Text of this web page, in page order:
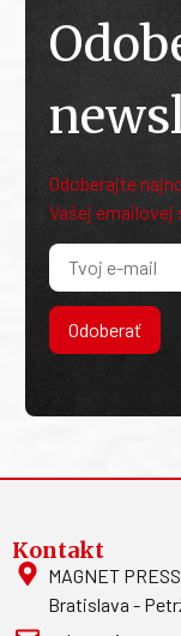
Odoberajte
Vašej emailovej
Odoberať
Kontakt
MAGNET
Bratislava -